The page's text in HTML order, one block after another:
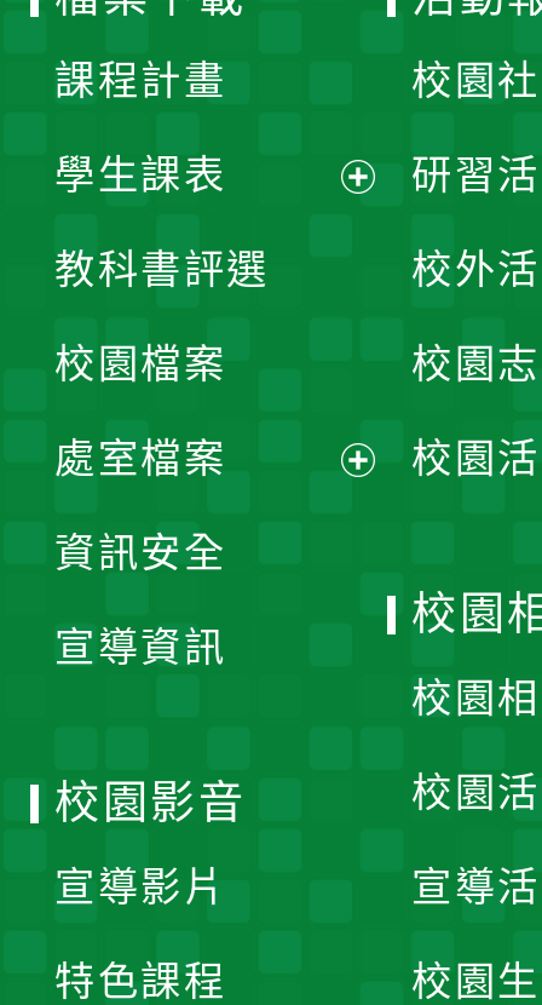
課程計畫
學生課表
單
教科書評選
校園檔案
處室檔案
資訊安全
宣導資訊
校園
研習
校外
校園
校園
校園
校園
校園
宣導
校園
校園影音
宣導影片
特色課程